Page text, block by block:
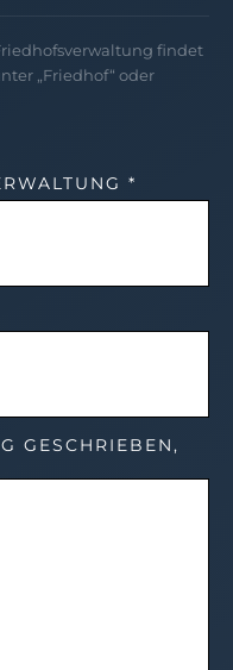
findet
„Friedhof“ oder
*
GESCHRIEBEN,